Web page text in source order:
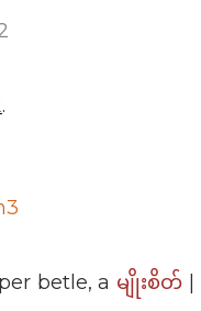
.
betle, a မျိုးစိတ် |